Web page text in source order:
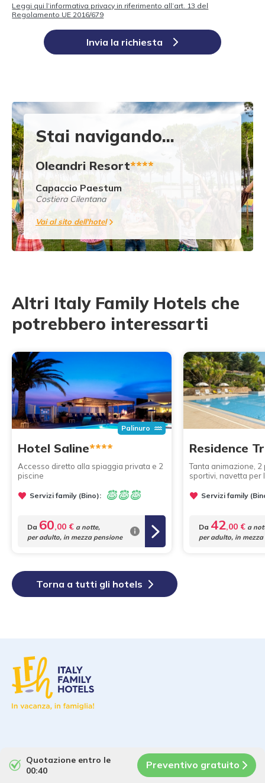
Leggi qui l’informativa privacy in riferimento all’art. 13 del
Regolamento UE 2016/679
Invia la richiesta
Stai navigando...
Oleandri Resort****
Capaccio Paestum
Costiera Cilentana
Vai al sito dell'hotel
Altri Italy Family Hotels che
potrebbero interessarti
Palinuro
Hotel Saline****
Accesso diretto alla spiaggia privata e 2
piscine
Servizi family (Bino):
Da 60,00 € a notte,
per adulto, in mezza pensione
Residence
Tanta animazione, 2
sportivi, navetta per
Servizi family
Da 42,00 € a
per adulto, in
Torna a tutti gli hotels
Quotazione entro le
00:40
Preventivo gratuito
Chi siamo
Family Travel Blog